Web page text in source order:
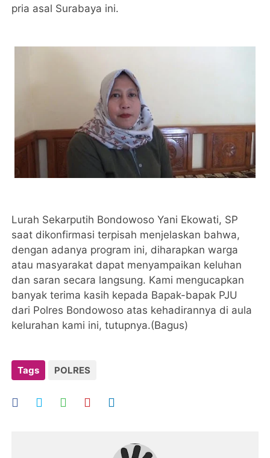
pria asal Surabaya ini.
Lurah Sekarputih Bondowoso Yani Ekowati, SP
saat dikonfirmasi terpisah menjelaskan bahwa,
dengan adanya program ini, diharapkan warga
atau masyarakat dapat menyampaikan keluhan
dan saran secara langsung. Kami mengucapkan
banyak terima kasih kepada Bapak-bapak PJU
dari Polres Bondowoso atas kehadirannya di aula
kelurahan kami ini, tutupnya.(Bagus)
Tags POLRES